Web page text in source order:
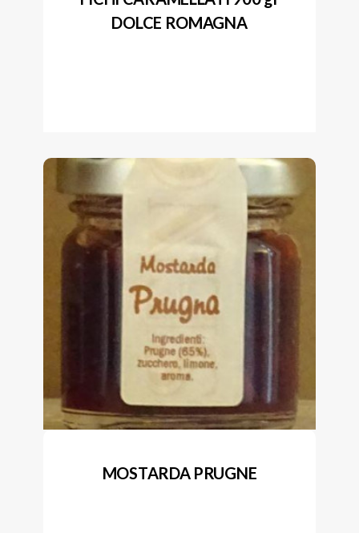
DOLCE ROMAGNA
MOSTARDA PRUGNE